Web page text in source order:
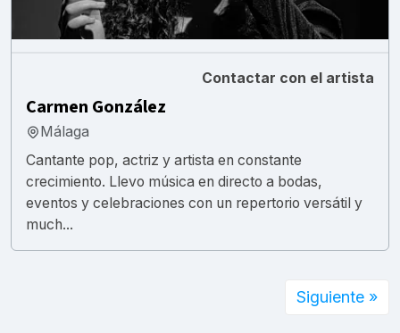
Contactar con el artista
Carmen González
Málaga
Cantante pop, actriz y artista en constante
crecimiento. Llevo música en directo a bodas,
eventos y celebraciones con un repertorio versátil y
much...
Siguiente »